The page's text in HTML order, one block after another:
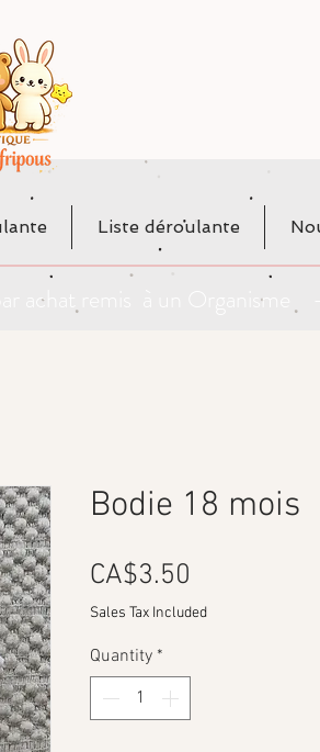
Liste déroulante
achat remis à un Organisme
Bodie 18 mois
CA$3.50
Sales Tax Included
Quantity *